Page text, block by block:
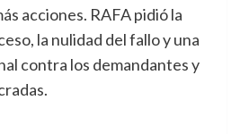
acciones. RAFA pidió la
la nulidad del fallo y una
contra los demandantes y